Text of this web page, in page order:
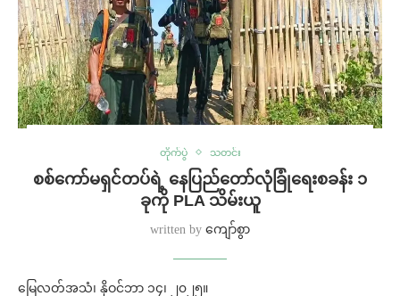
တိုက်ပွဲ သတင်း
စစ်ကော်မရှင်တပ်ရဲ့ နေပြည်တော်လုံခြုံရေးစခန်း ၁
ခုကို PLA သိမ်းယူ
written by ကျော်စွာ
မြေလတ်အသံ၊ နိုဝင်ဘာ ၁၄၊ ၂၀၂၅။